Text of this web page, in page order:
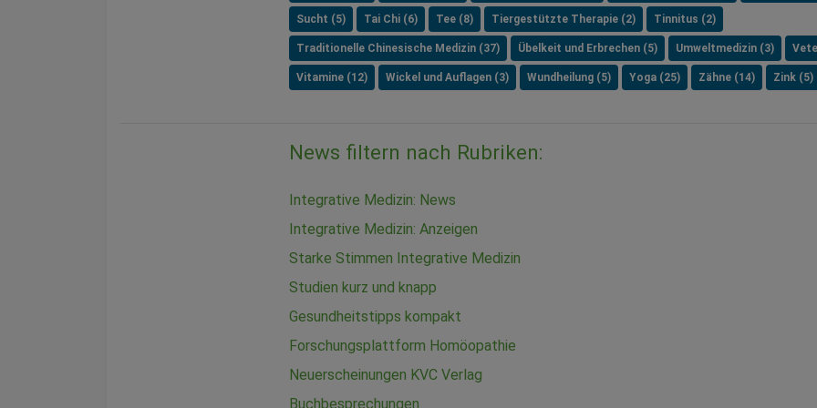
Sucht (5) Tai Chi (6) Tee (8) Tiergestützte Therapie (2) Tinnitus (2)
Traditionelle Chinesische Medizin (37) Übelkeit und Erbrechen (5) Umweltmedizin (3)
Vitamine (12) Wickel und Auflagen (3) Wundheilung (5) Yoga (25) Zähne (14) Zink (5)
News filtern nach Rubriken:
Integrative Medizin: News
Integrative Medizin: Anzeigen
Starke Stimmen Integrative Medizin
Studien kurz und knapp
Gesundheitstipps kompakt
Forschungsplattform Homöopathie
Neuerscheinungen KVC Verlag
Buchbesprechungen